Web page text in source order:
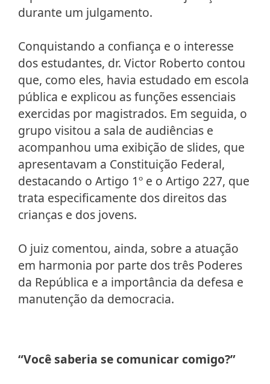
durante um julgamento.
Conquistando a confiança e o interesse
dos estudantes, dr. Victor Roberto contou
que, como eles, havia estudado em escola
pública e explicou as funções essenciais
exercidas por magistrados. Em seguida, o
grupo visitou a sala de audiências e
acompanhou uma exibição de slides, que
apresentavam a Constituição Federal,
destacando o Artigo 1º e o Artigo 227, que
trata especificamente dos direitos das
crianças e dos jovens.
O juiz comentou, ainda, sobre a atuação
em harmonia por parte dos três Poderes
da República e a importância da defesa e
manutenção da democracia.
“Você saberia se comunicar comigo?”